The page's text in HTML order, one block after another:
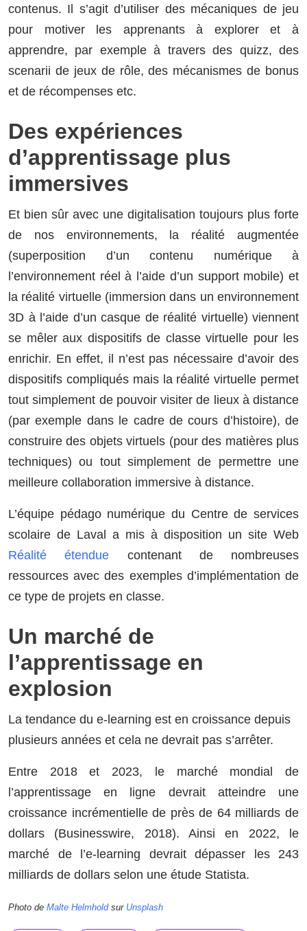
contenus. Il s’agit d’utiliser des mécaniques de jeu
pour motiver les apprenants à explorer et à
apprendre, par exemple à travers des quizz, des
scenarii de jeux de rôle, des mécanismes de bonus
et de récompenses etc.
Des expériences
d’apprentissage plus
immersives
Et bien sûr avec une digitalisation toujours plus forte
de nos environnements, la réalité augmentée
(superposition d’un contenu numérique à
l’environnement réel à l’aide d’un support mobile) et
la réalité virtuelle (immersion dans un environnement
3D à l’aide d’un casque de réalité virtuelle) viennent
se mêler aux dispositifs de classe virtuelle pour les
enrichir. En effet, il n’est pas nécessaire d’avoir des
dispositifs compliqués mais la réalité virtuelle permet
tout simplement de pouvoir visiter de lieux à distance
(par exemple dans le cadre de cours d’histoire), de
construire des objets virtuels (pour des matières plus
techniques) ou tout simplement de permettre une
meilleure collaboration immersive à distance.
L’équipe pédago numérique du Centre de services
scolaire de Laval a mis à disposition un site Web
Réalité étendue contenant de nombreuses
ressources avec des exemples d’implémentation de
ce type de projets en classe.
Un marché de
l’apprentissage en
explosion
La tendance du e-learning est en croissance depuis
plusieurs années et cela ne devrait pas s’arrêter.
Entre 2018 et 2023, le marché mondial de
l’apprentissage en ligne devrait atteindre une
croissance incrémentielle de près de 64 milliards de
dollars (Businesswire, 2018). Ainsi en 2022, le
marché de l’e-learning devrait dépasser les 243
milliards de dollars selon une étude Statista.
Photo de Malte Helmholdsur Unsplash